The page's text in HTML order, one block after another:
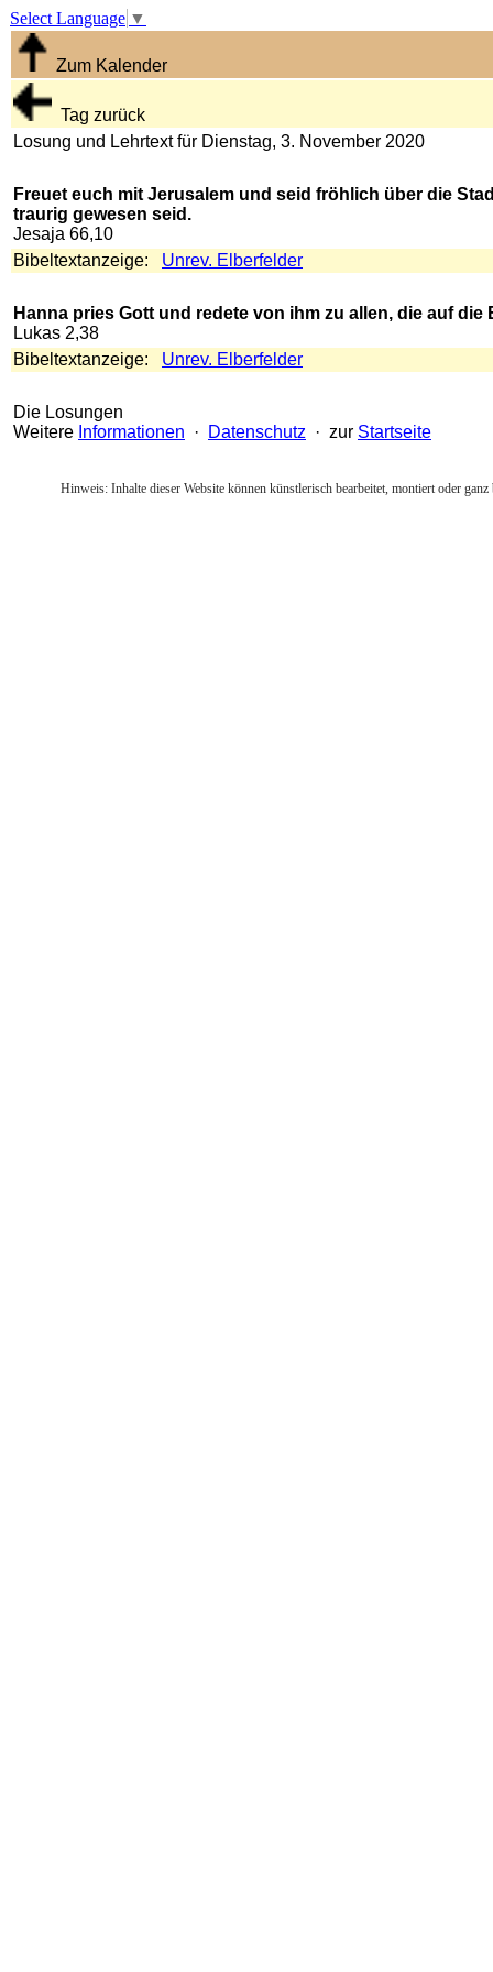
Select Language ▼
Zum Kalender
Tag zurück
Losung und Lehrtext für Dienstag, 3. November 2020
Freuet euch mit Jerusalem und seid fröhlich über die
traurig gewesen seid.
Jesaja 66,10
Bibeltextanzeige: Unrev. Elberfelder
Hanna pries Gott und redete von ihm zu allen, die auf
Lukas 2,38
Bibeltextanzeige: Unrev. Elberfelder
Die Losungen
Weitere Informationen · Datenschutz · zur Startseite
Hinweis: Inhalte dieser Website können künstlerisch bearbeitet, montiert oder